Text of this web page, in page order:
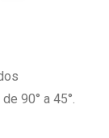
90° a 45°.